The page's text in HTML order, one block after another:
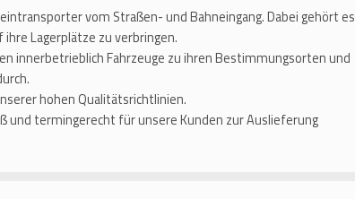
vom Straßen- und Bahneingang. Dabei gehört es
Lagerplätze zu verbringen.
innerbetrieblich Fahrzeuge zu ihren Bestimmungsorten und
hohen Qualitätsrichtlinien.
und termingerecht für unsere Kunden zur Auslieferung